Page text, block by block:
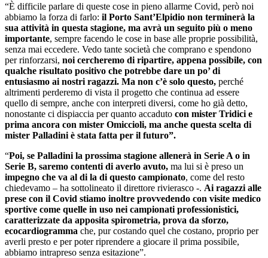
“È difficile parlare di queste cose in pieno allarme Covid, però noi
abbiamo la forza di farlo: il Porto Sant’Elpidio non terminerà la
sua attività in questa stagione, ma avrà un seguito più o meno
importante, sempre facendo le cose in base alle proprie possibilità,
senza mai eccedere. Vedo tante società che comprano e spendono
per rinforzarsi, noi cercheremo di ripartire, appena possibile, con
qualche risultato positivo che potrebbe dare un po’ di
entusiasmo ai nostri ragazzi. Ma non c’è solo questo, perché
altrimenti perderemo di vista il progetto che continua ad essere
quello di sempre, anche con interpreti diversi, come ho già detto,
nonostante ci dispiaccia per quanto accaduto con mister Tridici e
prima ancora con mister Omiccioli, ma anche questa scelta di
mister Palladini è stata fatta per il futuro”.
“Poi, se Palladini la prossima stagione allenerà in Serie A o in
Serie B, saremo contenti di averlo avuto, ma lui si è preso un
impegno che va al di la di questo campionato, come del resto
chiedevamo – ha sottolineato il direttore rivierasco -. Ai ragazzi alle
prese con il Covid stiamo inoltre provvedendo con visite medico
sportive come quelle in uso nei campionati professionistici,
caratterizzate da apposita spirometria, prova da sforzo,
ecocardiogramma che, pur costando quel che costano, proprio per
averli presto e per poter riprendere a giocare il prima possibile,
abbiamo intrapreso senza esitazione”.